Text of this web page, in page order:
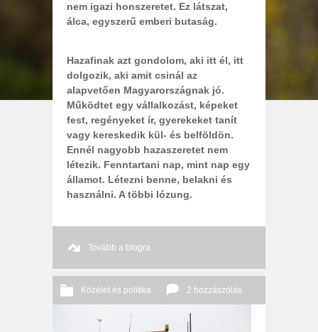
nem igazi honszeretet. Ez látszat,
álca, egyszerű emberi butaság.
Hazafinak azt gondolom, aki itt él, itt
dolgozik, aki amit csinál az
alapvetően Magyarországnak jó.
Működtet egy vállalkozást, képeket
fest, regényeket ír, gyerekeket tanít
vagy kereskedik kül- és belföldön.
Ennél nagyobb hazaszeretet nem
létezik. Fenntartani nap, mint nap egy
államot. Létezni benne, belakni és
használni. A többi lózung.
Tovább a blogra.
Közélet és politika 2 hozzászólás
2011 12. 16. Őri András